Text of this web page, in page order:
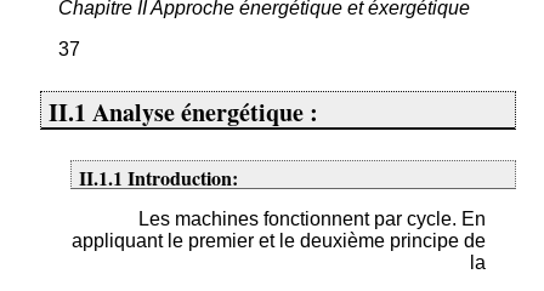
Chapitre II Approche énergétique et éxergétique
37
II.1 Analyse énergétique :
II.1.1 Introduction:
Les machines fonctionnent par cycle. En
appliquant le premier et le deuxième principe de
la